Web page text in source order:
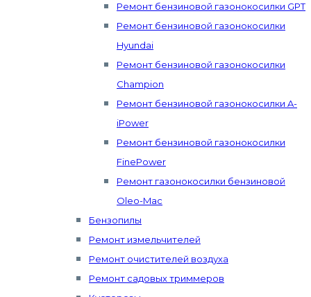
Ремонт бензиновой газонокосилки GPT
Ремонт бензиновой газонокосилки
Hyundai
Ремонт бензиновой газонокосилки
Champion
Ремонт бензиновой газонокосилки A-
iPower
Ремонт бензиновой газонокосилки
FinePower
Ремонт газонокосилки бензиновой
Oleo-Mac
Бензопилы
Ремонт измельчителей
Ремонт очистителей воздуха
Ремонт садовых триммеров